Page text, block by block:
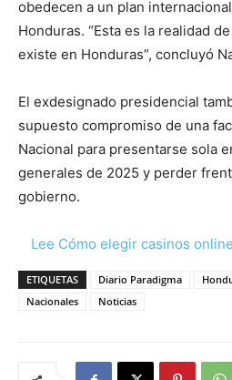
obedecen a un plan
Honduras. “Esta es la realidad
existe en Honduras”, concluyó
El exdesignado presidencial
supuesto compromiso de una
Nacional para presentarse sola
generales de 2025 y perder
gobierno.
Lee Cómo elegir casinos
ETIQUETAS Diario Paradigma
Nacionales
Noticias